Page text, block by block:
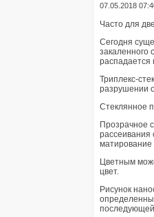
07.05.2018
Часто для
Сегодня
закаленного
распадается
Триплекс-
разрушении
Стеклянное
Прозрачное
рассеивания
матирование
Цветным
цвет.
Рисунок